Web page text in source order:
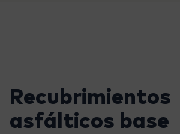
Recubrimientos
asfálticos base